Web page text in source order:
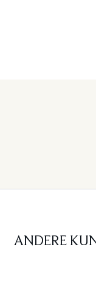
ANDERE